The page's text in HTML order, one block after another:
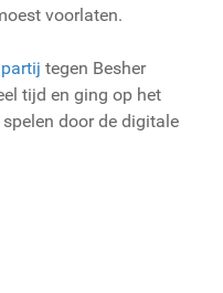
voorlaten.
partij tegen Besher
tijd en ging op het
door de digitale